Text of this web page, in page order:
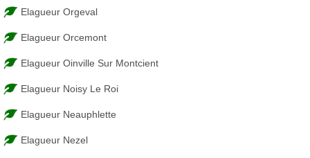
Elagueur Orgeval
Elagueur Orcemont
Elagueur Oinville Sur Montcient
Elagueur Noisy Le Roi
Elagueur Neauphlette
Elagueur Nezel